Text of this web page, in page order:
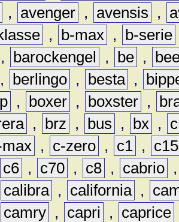
, avenger , avensis ,
, b-max , b-serie
, barockengel , be ,
, berlingo , besta ,
, boxer , boxster ,
, brz , bus , bx ,
c
, c-zero , c1 ,
c15
c6 , c70 , c8 , cabrio
calibra , california ,
camry , capri , caprice